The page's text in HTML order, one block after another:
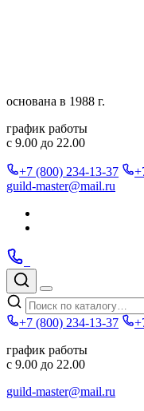
основана в 1988 г.
график работы
с 9.00 до 22.00
+7 (800) 234-13-37
guild-master@mail.ru
Позвонить
Поиск
по
каталогу
Меню
+7 (800) 234-13-37
график работы
с 9.00 до 22.00
guild-master@mail.ru